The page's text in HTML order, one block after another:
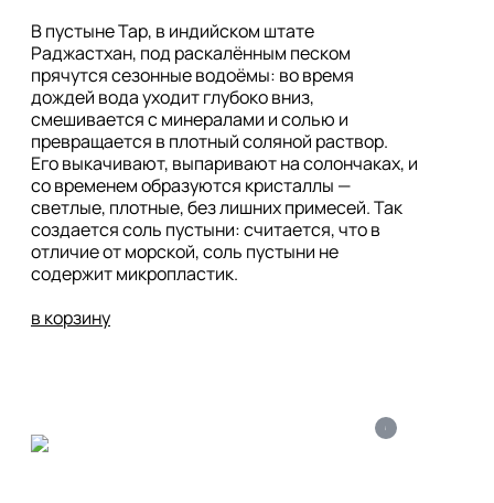
В пустыне Тар, в индийском штате
Раджастхан, под раскалённым песком
прячутся сезонные водоёмы: во время
дождей вода уходит глубоко вниз,
смешивается с минералами и солью и
превращается в плотный соляной раствор.
Его выкачивают, выпаривают на солончаках, и
со временем образуются кристаллы —
светлые, плотные, без лишних примесей. Так
создается соль пустыни: считается, что в
отличие от морской, соль пустыни не
содержит микропластик.
в корзину
i